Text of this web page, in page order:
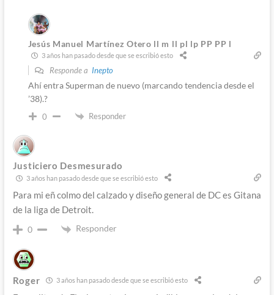
Jesús Manuel Martínez Otero ll m ll pl lp PP PP l
3 años han pasado desde que se escribió esto
Responde a Inepto
Ahí entra Superman de nuevo (marcando tendencia desde el
’38).?
0 Responder
Justiciero Desmesurado
3 años han pasado desde que se escribió esto
Para mi eñ colmo del calzado y diseño general de DC es Gitana
de la liga de Detroit.
0 Responder
Roger 3 años han pasado desde que se escribió esto